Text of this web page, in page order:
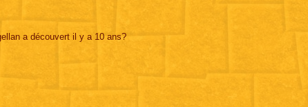
a découvert il y a 10 ans?